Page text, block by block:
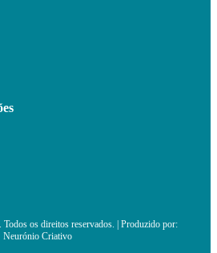
os direitos reservados. | Produzido por:
Neurónio Criativo